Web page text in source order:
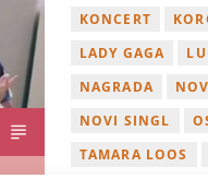
KONCERT
LADY GAGA
NAGRADA
NOVI SINGL
TAMARA LOOS